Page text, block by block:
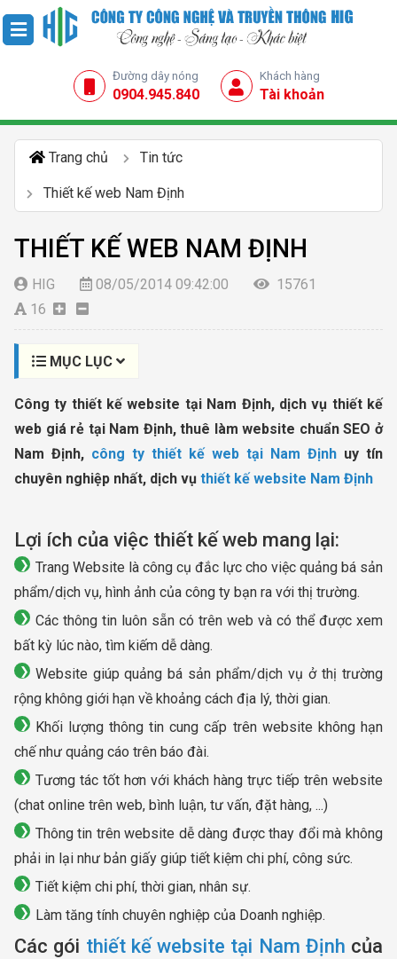
Đường dây nóng
0904.945.840
Khách hàng
Tài khoản
Trang chủ Tin tức
Thiết kế web Nam Định
THIẾT KẾ WEB NAM ĐỊNH
HIG 08/05/2014 09:42:00
15761
16
MỤC LỤC
Công ty thiết kế website tại Nam Định, dịch vụ thiết kế
web giá rẻ tại Nam Định, thuê làm website chuẩn SEO ở
Nam Định, công ty thiết kế web tại Nam Định uy tín
chuyên nghiệp nhất, dịch vụ thiết kế website Nam Định
Lợi ích của việc thiết kế web mang lại:
Trang Website là công cụ đắc lực cho việc quảng bá sản
phẩm/dịch vụ, hình ảnh của công ty bạn ra với thị trường.
Các thông tin luôn sẵn có trên web và có thể được xem
bất kỳ lúc nào, tìm kiếm dễ dàng.
Website giúp quảng bá sản phẩm/dịch vụ ở thị trường
rộng không giới hạn về khoảng cách địa lý, thời gian.
Khối lượng thông tin cung cấp trên website không hạn
chế như quảng cáo trên báo đài.
Tương tác tốt hơn với khách hàng trực tiếp trên website
(chat online trên web, bình luận, tư vấn, đặt hàng, ...)
Thông tin trên website dễ dàng được thay đổi mà không
phải in lại như bản giấy giúp tiết kiệm chi phí, công sức.
Tiết kiệm chi phí, thời gian, nhân sự.
Làm tăng tính chuyên nghiệp của Doanh nghiệp.
Các gói thiết kế website tại Nam Định của